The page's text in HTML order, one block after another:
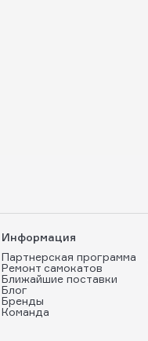
Информация
Партнерская программа
Ремонт самокатов
Ближайшие поставки
Блог
Бренды
Команда